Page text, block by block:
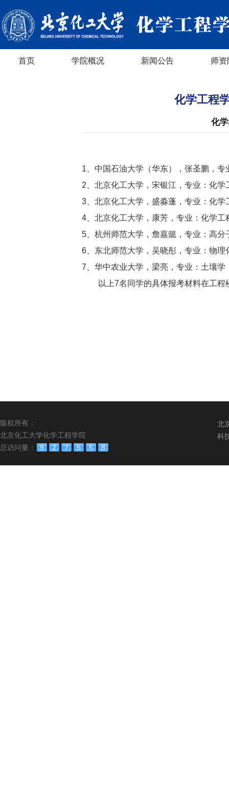
首页 学院概况 新闻公告 师资
化学工程
化
1、中国石油大学（华东），张圣鹏，专
2、北京化工大学，宋银江，专业：化学
3、北京化工大学，盛淼蓬，专业：化学
4、北京化工大学，康芳，专业：化学工
5、杭州师范大学，詹嘉懿，专业：高分
6、东北师范大学，吴晓彤，专业：物理
7、华中农业大学，梁亮，专业：土壤学
以上7名同学的具体报考材料在工程
版权所有：
北京化工大学化学工程学院
总访问量：
9 2 7 5 5 8
北
科